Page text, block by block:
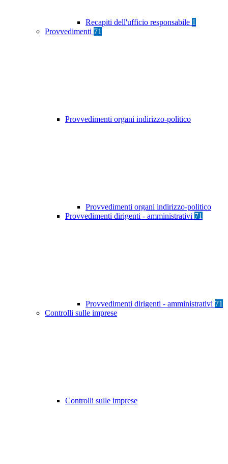
Recapiti dell'ufficio responsabile 1
Provvedimenti 71
Provvedimenti organi indirizzo-politico
Provvedimenti organi indirizzo-politico
Provvedimenti dirigenti - amministrativi 71
Provvedimenti dirigenti - amministrativi 71
Controlli sulle imprese
Controlli sulle imprese